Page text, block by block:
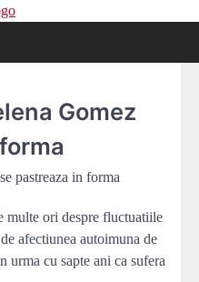
Gomez
multe ori despre fluctuatiile
afectiunea autoimuna de
urma cu sapte ani ca sufera